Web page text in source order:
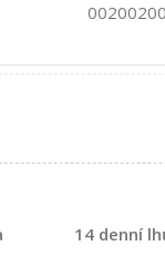
14 denní